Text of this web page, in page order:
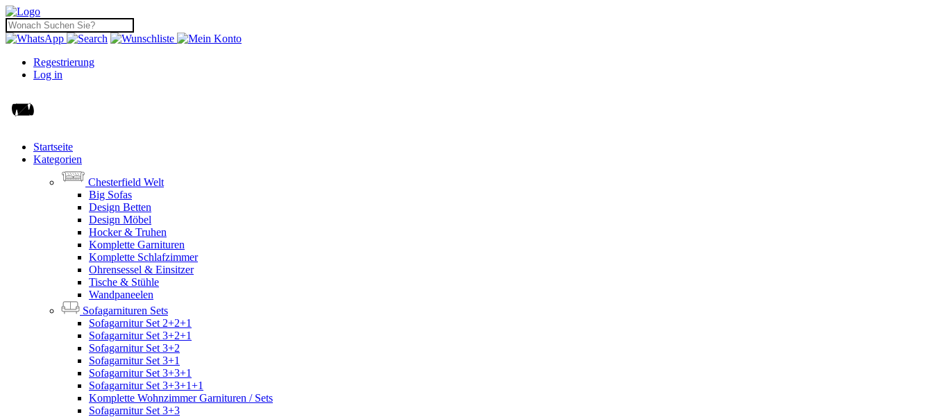
Regestrierung
Log in
Startseite
Kategorien
Chesterfield Welt
Big Sofas
Design Betten
Design Möbel
Hocker & Truhen
Komplette Garnituren
Komplette Schlafzimmer
Ohrensessel & Einsitzer
Tische & Stühle
Wandpaneelen
Sofagarnituren Sets
Sofagarnitur Set 2+2+1
Sofagarnitur Set 3+2+1
Sofagarnitur Set 3+2
Sofagarnitur Set 3+1
Sofagarnitur Set 3+3+1
Sofagarnitur Set 3+3+1+1
Komplette Wohnzimmer Garnituren / Sets
Sofagarnitur Set 3+3